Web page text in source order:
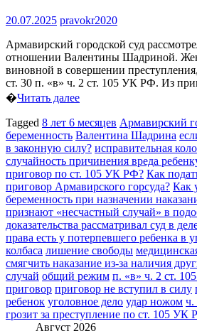
20.07.2025 pravokr2020
Армавирский городской суд
отношении Валентины Шадриной.
виновной в совершении
ст. 30 п. «в» ч. 2 ст. 105 УК РФ. Из
�Читать далее
Tagged 8 лет 6 месяцев Армавирский
беременность Валентина Шадрина
в законную силу? исправительная
случайность причинения вреда
приговор по ст. 105 УК РФ? Как
приговор Армавирского горсуда? Как
беременность при назначении
признают «несчастный случай» в
доказательства рассматривал суд в
права есть у потерпевшего ребенка в
колбаса лишение свободы
смягчить наказание из-за наличия
случай общий режим п. «в» ч. 2 ст.
приговор приговор не вступил в силу
ребенок уголовное дело удар ножом ч.
грозит за преступление по ст. 105 УК
Август 2026